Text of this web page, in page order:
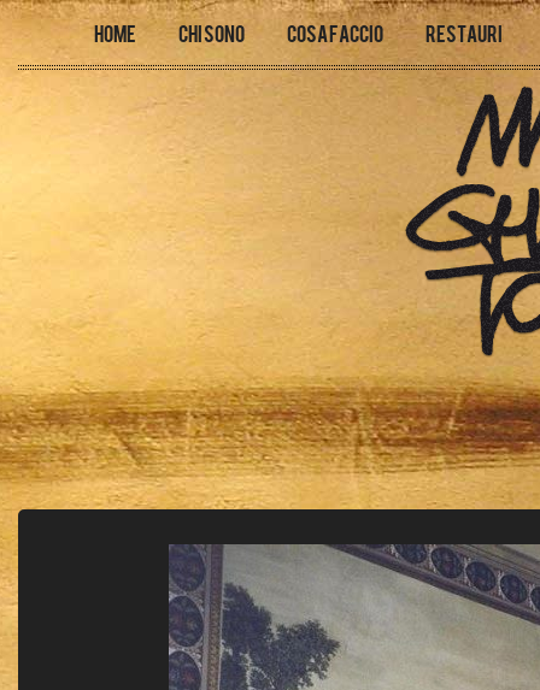
Home Chi sono Cosa faccio Restauri